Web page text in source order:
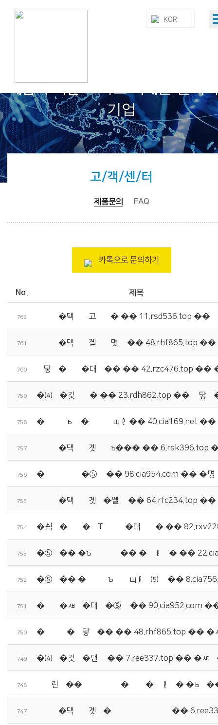
KOR
제품과기술그리고 미래
기업
고/객/센/터
제품문의 FAQ
카톡으로 문의하기
No. 제목
762 諛붾떎�댁빞湲고빀踰� �� 11.rsd536.top ��
761 諛붾떎�댁빞湲곌퐗癒몃땲 �� 48.rhf865.top
760 由닿쾶�꾨떎�대줈�� �� 42.rzc476.top ��
759 �⑷툑�깆뒳濡� �� 23.rdh862.top �� 由닿쾶
758 �쒖븣由ъ뒪 �뺥뭹 援щℓ �� 40.cia169.net ��
757 諛붾떎�댁빞湲곗삤由ъ��� �� 6.rsk396.top
756 �꾩씠肄붿뒪�⑤뒫 �� 98.cia954.com �� �명
755 諛붾떎�댁빞湲곗삤�쎌떎 �� 64.rfc234.top
754 �쇰쭏�좉쾶�꾨Т猷뚮떎�대컺湲� ��
753 �⑤씪�� �ъ꽦理쒖쓬�� �먮ℓ泥� ��
752 �⑤씪�� �쒖븣由ъ뒪 援щℓ諛⑸쾿 ��
751 �덈뱶�ㅽ뙆�대뜑�⑤뒫 �� 90.cia952.com ��
750 �좎쿇吏�由닿쾶�� �� 48.rhf865.top �� �
749 �⑷툑�깆궗�댄듃 �� 7.ree337.top �� �ㅼ쭠
748 諛쒓린遺��꾩튂猷뚯젣 �뺥뭹 �먮ℓ泥� �ъ씠
747 諛붾떎�댁빞湲곗삁�쒖빞留덊넗寃뚯엫 ��